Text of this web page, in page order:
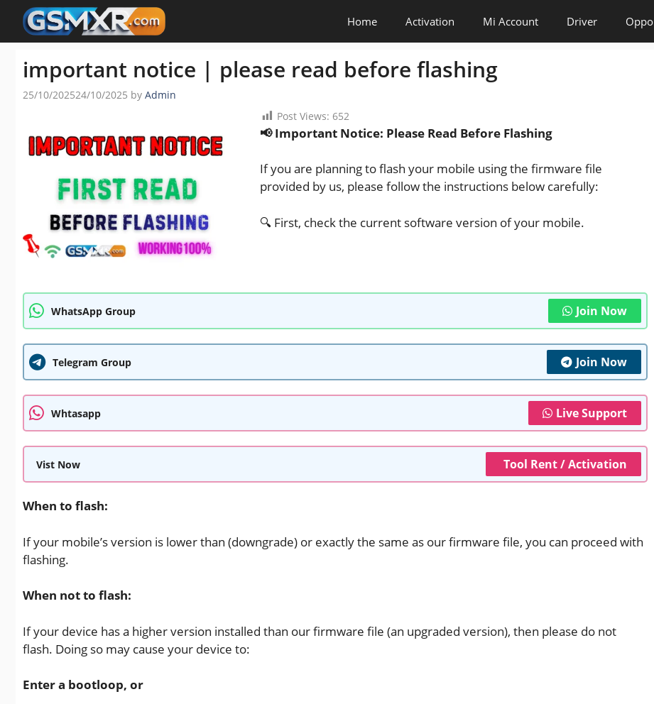
content
Home Activation Mi Account Driver Oppo
important notice | please read before flashing
25/10/202524/10/2025 by Admin
Post Views: 652
📢 Important Notice: Please Read Before Flashing
If you are planning to flash your mobile using the firmware file
provided by us, please follow the instructions below carefully:
🔍 First, check the current software version of your mobile.
WhatsApp Group Join Now
Telegram Group Join Now
Whtasapp Live Support
Vist Now Tool Rent / Activation
When to flash:
If your mobile’s version is lower than (downgrade) or exactly the same as our firmware file, you can proceed with
flashing.
When not to flash:
If your device has a higher version installed than our firmware file (an upgraded version), then please do not
flash. Doing so may cause your device to:
Enter a bootloop, or